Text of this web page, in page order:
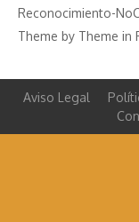
Reconocimiento-
Theme by Theme in
Aviso Legal